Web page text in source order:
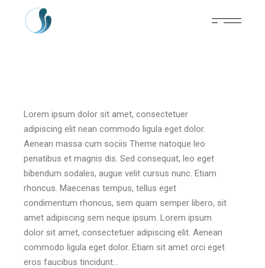
Lorem ipsum dolor sit amet, consectetuer
adipiscing elit nean commodo ligula eget dolor.
Aenean massa cum sociis Theme natoque leo
penatibus et magnis dis. Sed consequat, leo eget
bibendum sodales, augue velit cursus nunc. Etiam
rhoncus. Maecenas tempus, tellus eget
condimentum rhoncus, sem quam semper libero, sit
amet adipiscing sem neque ipsum. Lorem ipsum
dolor sit amet, consectetuer adipiscing elit. Aenean
commodo ligula eget dolor. Etiam sit amet orci eget
eros faucibus tincidunt…